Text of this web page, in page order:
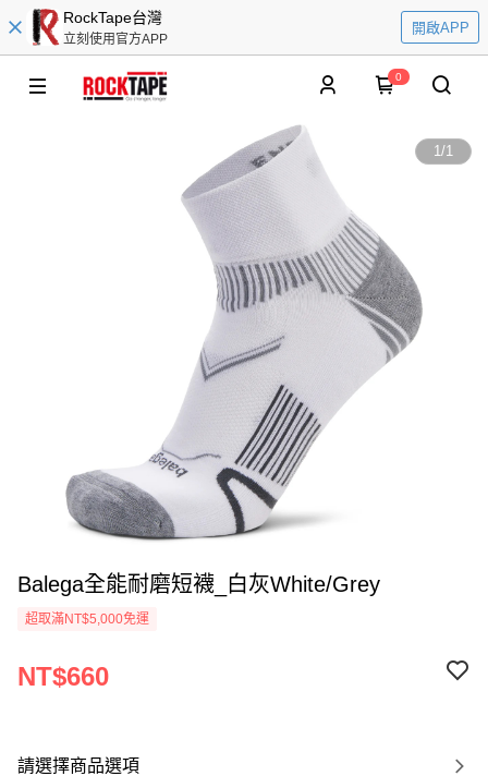
RockTape台灣
立刻使用官方APP
開啟APP
0
1/1
Balega全能耐磨短襪_白灰White/Grey
超取滿NT$5,000免運
NT$660
請選擇商品選項